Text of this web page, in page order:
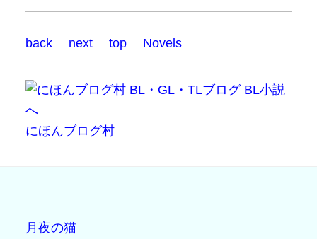
back next top Novels
にほんブログ村
月夜の猫